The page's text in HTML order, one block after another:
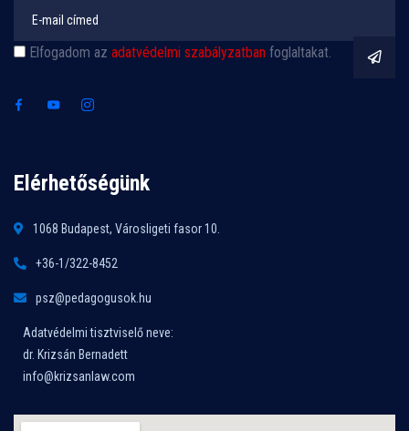
Elfogadom az adatvédelmi szabályzatban foglaltakat.
Elérhetőségünk
1068 Budapest, Városligeti fasor 10.
+36-1/322-8452
psz@pedagogusok.hu
Adatvédelmi tisztviselő neve:
dr. Krizsán Bernadett
info@krizsanlaw.com